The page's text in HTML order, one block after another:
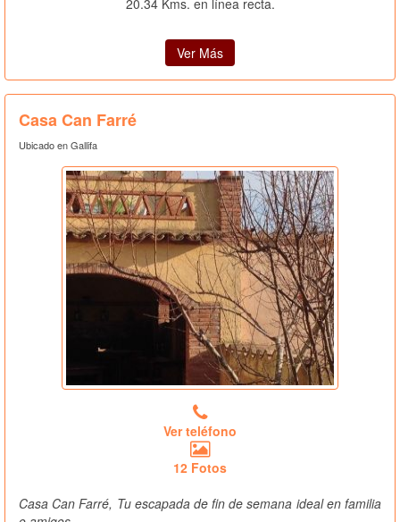
Ver Más
Casa Can Farré
Ubicado en Gallifa
Ver teléfono
12 Fotos
Casa Can Farré, Tu escapada de fin de semana ideal en familia